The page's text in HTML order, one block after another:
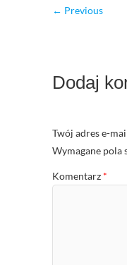
← Previous
Dodaj
Twój adres e-
Wymagane pola
Komentarz *